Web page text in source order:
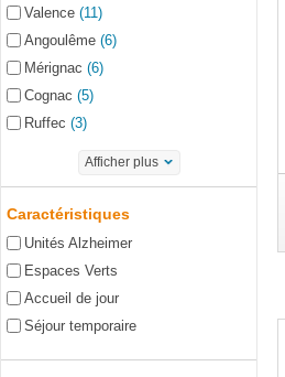
Valence (11)
Angoulême (6)
Mérignac (6)
Cognac (5)
Ruffec (3)
Afficher plus
Caractéristiques
Unités Alzheimer
Espaces Verts
Accueil de jour
Séjour temporaire